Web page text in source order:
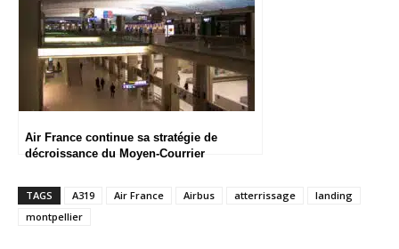
Air France continue sa stratégie de
décroissance du Moyen-Courrier
TAGS A319 Air France Airbus atterrissage
landing
montpellier